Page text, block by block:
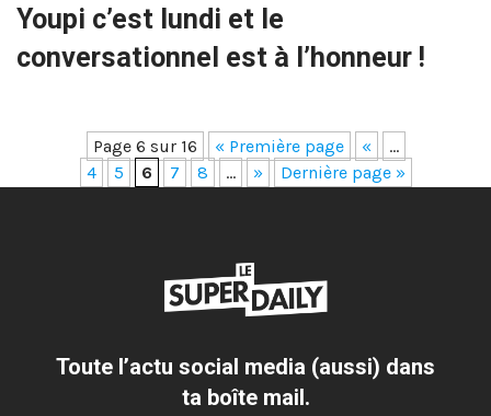
Youpi c’est lundi et le
conversationnel est à l’honneur !
Page 6 sur 16 « Première page «
…
4
5 6 7 8 … » Dernière page »
Toute l’actu social media (aussi) dans
ta boîte mail.